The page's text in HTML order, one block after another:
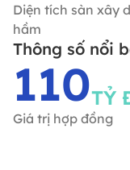
Diện tích sàn xây
hầm
Thông số nổi
110TỶ
Giá trị hợp đồng